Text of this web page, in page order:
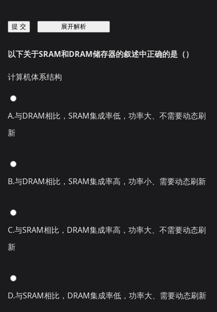
提 交 展开解析
以下关于SRAM和DRAM储存器的叙述中正确的是（）
计算机体系结构
A.与DRAM相比，SRAM集成率低，功率大、不需要动态刷
新
B.与DRAM相比，SRAM集成率高，功率小、需要动态刷新
C.与SRAM相比，DRAM集成率高，功率大、不需要动态刷
新
D.与SRAM相比，DRAM集成率低，功率大、需要动态刷新